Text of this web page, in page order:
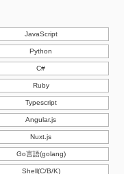
JavaScript
Python
C#
Ruby
Typescript
Angular.js
Nuxt.js
Go言語(golang)
Shell(C/B/K)